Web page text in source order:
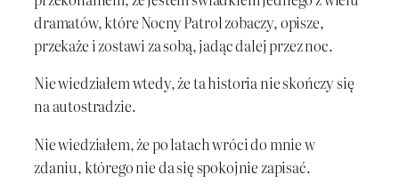
dramatów, które Nocny Patrol zobaczy, opisze,
przekaże i zostawi za sobą, jadąc dalej przez noc.
Nie wiedziałem wtedy, że ta historia nie skończy się
na autostradzie.
Nie wiedziałem, że po latach wróci do mnie w
zdaniu, którego nie da się spokojnie zapisać.